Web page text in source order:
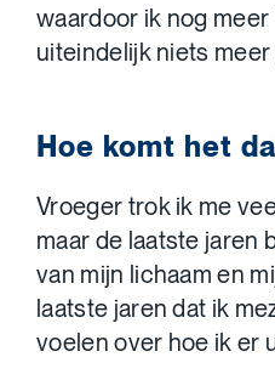
waardoor ik nog meer
uiteindelijk niets
Hoe komt het
Vroeger trok ik me
maar de laatste jaren
van mijn lichaam en
laatste jaren dat ik
voelen over hoe ik er